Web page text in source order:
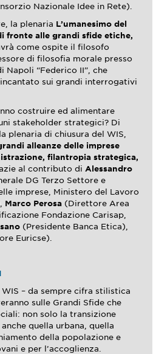
Nazionale Idee in Rete).
la plenaria L’umanesimo del
fronte alle grandi sfide etiche,
come ospite il filosofo
di filosofia morale presso
Napoli “Federico II”, che
sui grandi interrogativi
costruire ed alimentare
stakeholder strategici? Di
plenaria di chiusura del WIS,
alleanze delle imprese
filantropia strategica,
al contributo di Alessandro
DG Terzo Settore e
imprese, Ministero del Lavoro
Marco Perosa (Direttore Area
Fondazione Carisap,
(Presidente Banca Etica),
Euricse).
– da sempre cifra stilistica
sulle Grandi Sfide che
non solo la transizione
quella urbana, quella
della popolazione e
e per l’accoglienza.